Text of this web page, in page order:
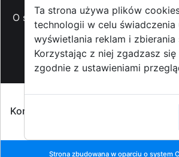
O strzyzowiak.pl-Reklama-
medialny - Prawa autorskie-
kontakt -Współpraca z
Copyright ©2009-2014
Korzystanie z Portalu oznacza
Polityką
Strona zbudowana w oparciu o system
Ta strona używa plików
technologii w celu świadczenia
wyświetlania reklam i
Korzystając z niej zgadzasz
zgodnie z ustawieniami